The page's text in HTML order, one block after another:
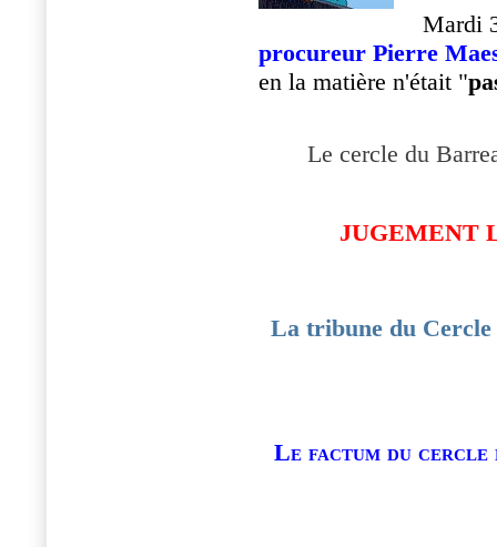
Mardi
procureur Pierre
en la matière n'était "
Le cercle du
JUGEMENT
La tribune du
Le factum du cercle